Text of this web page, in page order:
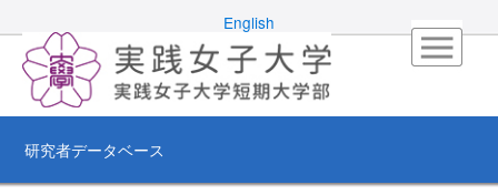
English
研究者データベース